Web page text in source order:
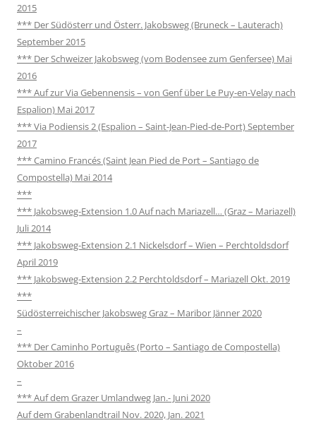
2015
*** Der Südösterr und Österr. Jakobsweg (Bruneck – Lauterach)
September 2015
*** Der Schweizer Jakobsweg (vom Bodensee zum Genfersee) Mai
2016
*** Auf zur Via Gebennensis – von Genf über Le Puy-en-Velay nach
Espalion) Mai 2017
*** Via Podiensis 2 (Espalion – Saint-Jean-Pied-de-Port) September
2017
*** Camino Francés (Saint Jean Pied de Port – Santiago de
Compostella) Mai 2014
***
*** Jakobsweg-Extension 1.0 Auf nach Mariazell… (Graz – Mariazell)
Juli 2014
*** Jakobsweg-Extension 2.1 Nickelsdorf – Wien – Perchtoldsdorf
April 2019
*** Jakobsweg-Extension 2.2 Perchtoldsdorf – Mariazell Okt. 2019
***
Südösterreichischer Jakobsweg Graz – Maribor Jänner 2020
–
*** Der Caminho Português (Porto – Santiago de Compostella)
Oktober 2016
–
*** Auf dem Grazer Umlandweg Jan.- Juni 2020
Auf dem Grabenlandtrail Nov. 2020, Jan. 2021